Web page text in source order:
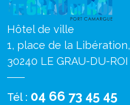
Hôtel de ville
1, place de la Libération,
30240 LE GRAU-DU-ROI
Tél : 04 66 73 45 45